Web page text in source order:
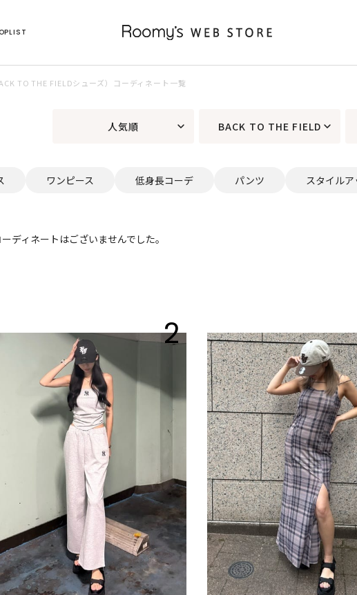
TO THE FIELDシューズ）コーディネート一覧
人気順 BACK TO THE FIELD
ワンピース 低身長コーデ パンツ スタイルア
ディネートはございませんでした。
2